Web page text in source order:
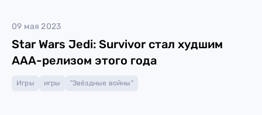
09 мая 2023
Star Wars Jedi: Survivor стал худшим
ААА-релизом этого года
Игры игры "Звёздные войны"